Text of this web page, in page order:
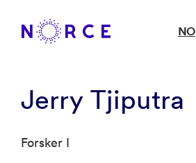
NO
Jerry Tjiputra
Forsker I